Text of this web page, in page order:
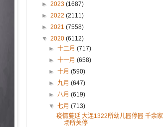
► 2023 (1687)
► 2022 (2111)
► 2021 (7558)
▼ 2020 (6112)
►十二月(717)
►十一月(658)
►十月(590)
► 九月(647)
►八月(619)
▼七月(713)
疫情蔓延 大连1322所幼儿园停园 千余家
场所关停